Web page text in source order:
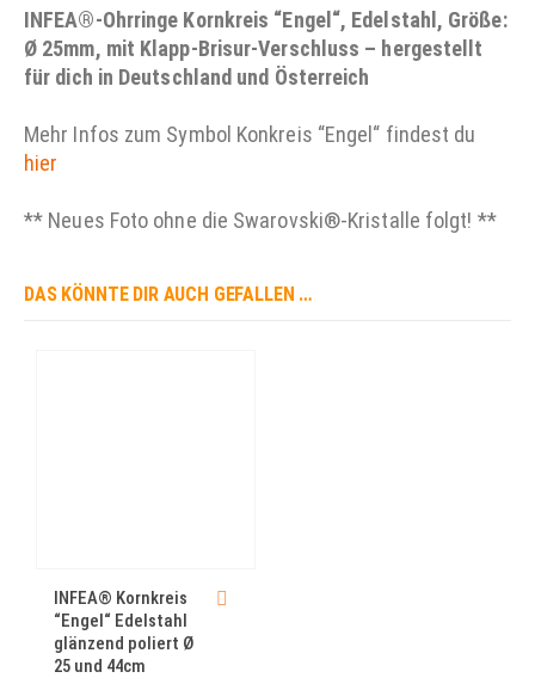
INFEA®-Ohrringe Kornkreis “Engel“, Edelstahl, Größe:
Ø 25mm, mit Klapp-Brisur-Verschluss – hergestellt
für dich in Deutschland und Österreich
Mehr Infos zum Symbol Konkreis “Engel“ findest du
hier
** Neues Foto ohne die Swarovski®-Kristalle folgt! **
DAS KÖNNTE DIR AUCH GEFALLEN …
INFEA® Kornkreis
“Engel“ Edelstahl
glänzend poliert Ø
25 und 44cm